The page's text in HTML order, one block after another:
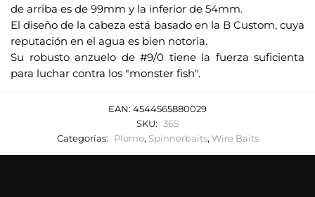
de arriba es de 99mm y la inferior de 54mm.
El diseño de la cabeza está basado en la B Custom, cuya
reputación en el agua es bien notoria.
Su robusto anzuelo de #9/0 tiene la fuerza suficienta
para luchar contra los "monster fish".
EAN: 4544565880029
SKU: 365
Categorías:
Plomo, Spinnerbaits, Wire Baits